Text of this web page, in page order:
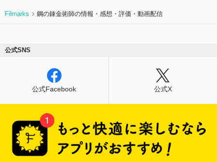
Filmarks 鋼の錬金術師の情報・感想・評価・動画配信
公式SNS
公式Facebook 公式X